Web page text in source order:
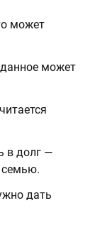
может
может
в долг —
семью.
дать